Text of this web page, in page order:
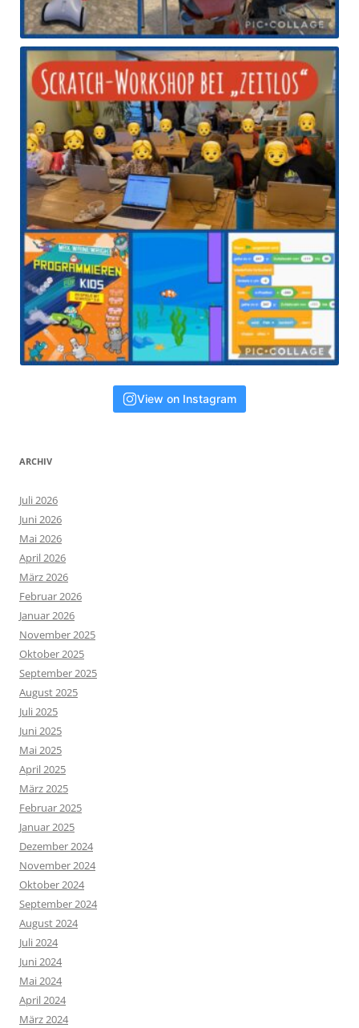
View on Instagram
ARCHIV
Juli 2026
Juni 2026
Mai 2026
April 2026
März 2026
Februar 2026
Januar 2026
November 2025
Oktober 2025
September 2025
August 2025
Juli 2025
Juni 2025
Mai 2025
April 2025
März 2025
Februar 2025
Januar 2025
Dezember 2024
November 2024
Oktober 2024
September 2024
August 2024
Juli 2024
Juni 2024
Mai 2024
April 2024
März 2024